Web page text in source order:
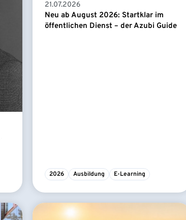
21.07.2026
Neu ab August 2026: Startklar im
öffentlichen Dienst – der Azubi Guide
2026 Ausbildung E-Learning